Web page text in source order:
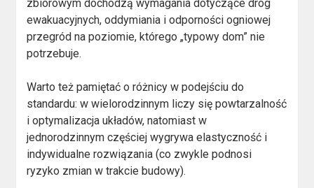
zbiorowym dochodzą wymagania dotyczące dróg
ewakuacyjnych, oddymiania i odporności ogniowej
przegród na poziomie, którego „typowy dom” nie
potrzebuje.
Warto też pamiętać o różnicy w podejściu do
standardu: w wielorodzinnym liczy się powtarzalność
i optymalizacja układów, natomiast w
jednorodzinnym częściej wygrywa elastyczność i
indywidualne rozwiązania (co zwykle podnosi
ryzyko zmian w trakcie budowy).